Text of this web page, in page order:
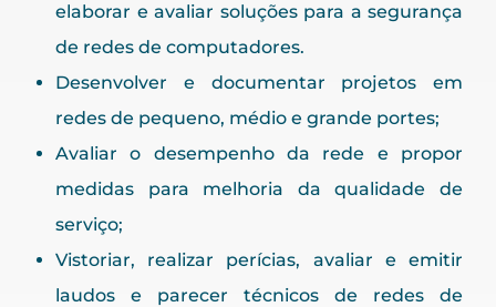
elaborar e avaliar soluções para a segurança
de redes de computadores.
Desenvolver e documentar projetos em
redes de pequeno, médio e grande portes;
Avaliar o desempenho da rede e propor
medidas para melhoria da qualidade de
serviço;
Vistoriar, realizar perícias, avaliar e emitir
laudos e parecer técnicos de redes de